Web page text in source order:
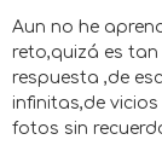
Aun no he
reto,quizá es
respuesta ,de
infinitas,de
fotos sin